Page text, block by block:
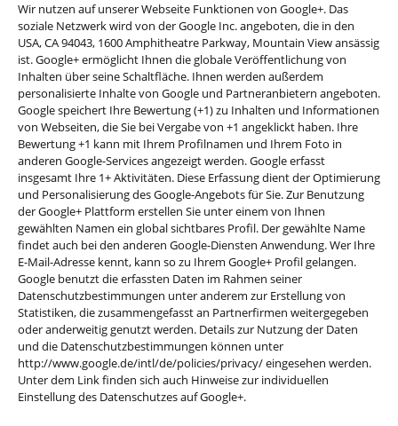
Wir nutzen auf unserer Webseite Funktionen von Google+. Das
soziale Netzwerk wird von der Google Inc. angeboten, die in den
USA, CA 94043, 1600 Amphitheatre Parkway, Mountain View ansässig
ist. Google+ ermöglicht Ihnen die globale Veröffentlichung von
Inhalten über seine Schaltfläche. Ihnen werden außerdem
personalisierte Inhalte von Google und Partneranbietern angeboten.
Google speichert Ihre Bewertung (+1) zu Inhalten und Informationen
von Webseiten, die Sie bei Vergabe von +1 angeklickt haben. Ihre
Bewertung +1 kann mit Ihrem Profilnamen und Ihrem Foto in
anderen Google-Services angezeigt werden. Google erfasst
insgesamt Ihre 1+ Aktivitäten. Diese Erfassung dient der Optimierung
und Personalisierung des Google-Angebots für Sie. Zur Benutzung
der Google+ Plattform erstellen Sie unter einem von Ihnen
gewählten Namen ein global sichtbares Profil. Der gewählte Name
findet auch bei den anderen Google-Diensten Anwendung. Wer Ihre
E-Mail-Adresse kennt, kann so zu Ihrem Google+ Profil gelangen.
Google benutzt die erfassten Daten im Rahmen seiner
Datenschutzbestimmungen unter anderem zur Erstellung von
Statistiken, die zusammengefasst an Partnerfirmen weitergegeben
oder anderweitig genutzt werden. Details zur Nutzung der Daten
und die Datenschutzbestimmungen können unter
http://www.google.de/intl/de/policies/privacy/ eingesehen werden.
Unter dem Link finden sich auch Hinweise zur individuellen
Einstellung des Datenschutzes auf Google+.